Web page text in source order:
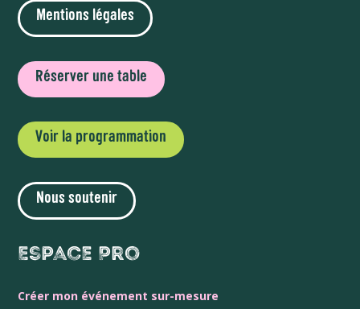
Mentions légales
Réserver une table
Voir la programmation
Nous soutenir
Espace Pro
Créer mon événement sur-mesure